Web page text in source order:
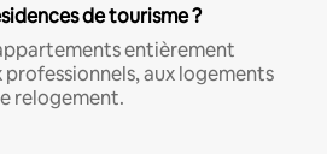
de tourisme ?
entièrement
professionnels, aux logements
relogement.